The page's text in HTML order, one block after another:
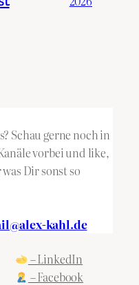
Schau gerne noch in
vorbei und like,
Dir sonst so
kahl.de
– LinkedIn
– Facebook